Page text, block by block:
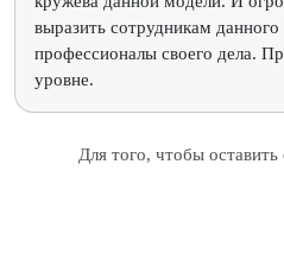
выразить сотрудникам
профессионалы своего дела.
уровне.
Для того, чтобы оставить